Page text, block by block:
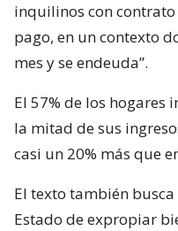
inquilinos con
pago, en un contexto
mes y se endeuda”.
El 57% de los
la mitad de sus
casi un 20% más que
El texto también
Estado de expropiar